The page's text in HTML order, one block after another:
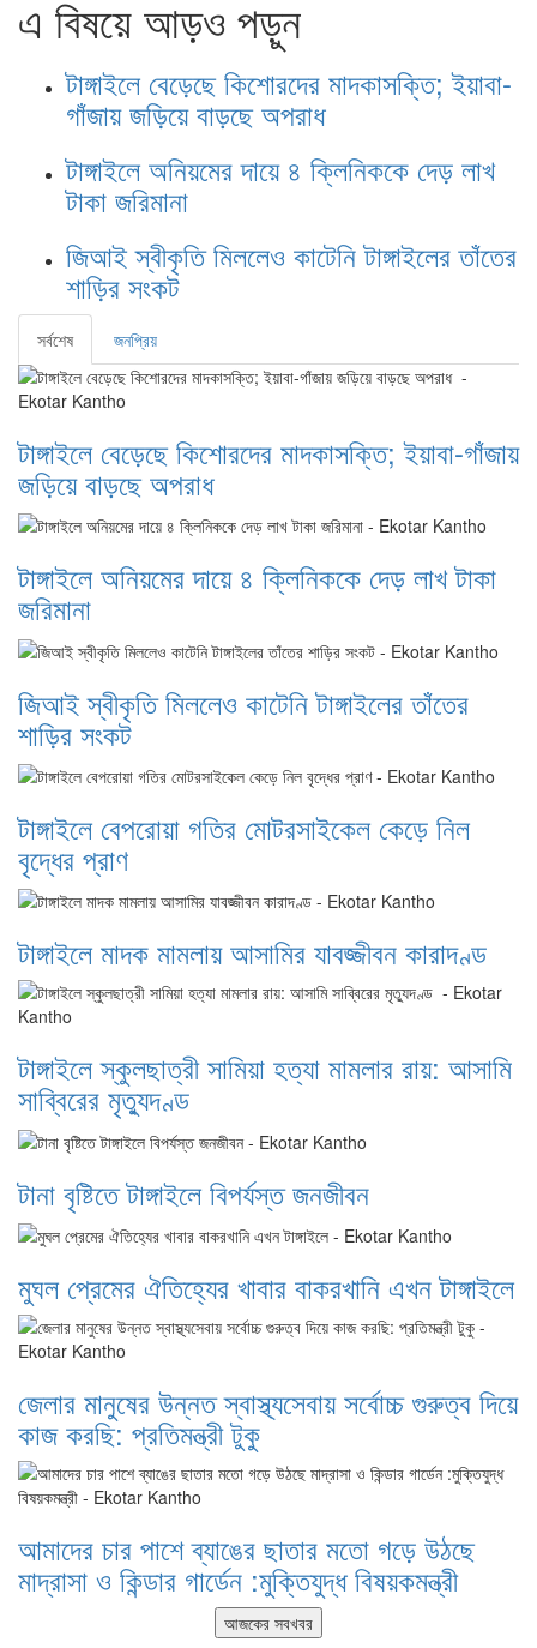
এ বিষয়ে আড়ও পড়ুন
টাঙ্গাইলে বেড়েছে কিশোরদের মাদকাসক্তি; ইয়াবা-
গাঁজায় জড়িয়ে বাড়ছে অপরাধ
টাঙ্গাইলে অনিয়মের দায়ে ৪ ক্লিনিককে দেড় লাখ
টাকা জরিমানা
জিআই স্বীকৃতি মিললেও কাটেনি টাঙ্গাইলের তাঁতের
শাড়ির সংকট
সর্বশেষ জনপ্রিয়
টাঙ্গাইলে বেড়েছে কিশোরদের মাদকাসক্তি; ইয়াবা-গাঁজায়
জড়িয়ে বাড়ছে অপরাধ
টাঙ্গাইলে অনিয়মের দায়ে ৪ ক্লিনিককে দেড় লাখ টাকা
জরিমানা
জিআই স্বীকৃতি মিললেও কাটেনি টাঙ্গাইলের তাঁতের
শাড়ির সংকট
টাঙ্গাইলে বেপরোয়া গতির মোটরসাইকেল কেড়ে নিল
বৃদ্ধের প্রাণ
টাঙ্গাইলে মাদক মামলায় আসামির যাবজ্জীবন কারাদণ্ড
টাঙ্গাইলে স্কুলছাত্রী সামিয়া হত্যা মামলার রায়: আসামি
সাব্বিরের মৃত্যুদণ্ড
টানা বৃষ্টিতে টাঙ্গাইলে বিপর্যস্ত জনজীবন
মুঘল প্রেমের ঐতিহ্যের খাবার বাকরখানি এখন টাঙ্গাইলে
জেলার মানুষের উন্নত স্বাস্থ্যসেবায় সর্বোচ্চ গুরুত্ব দিয়ে
কাজ করছি: প্রতিমন্ত্রী টুকু
আমাদের চার পাশে ব্যাঙের ছাতার মতো গড়ে উঠছে
মাদ্রাসা ও কিন্ডার গার্ডেন :মুক্তিযুদ্ধ বিষয়কমন্ত্রী